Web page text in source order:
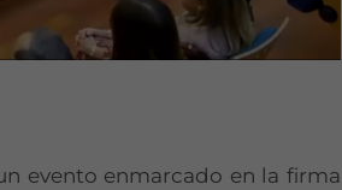
evento enmarcado en la firma